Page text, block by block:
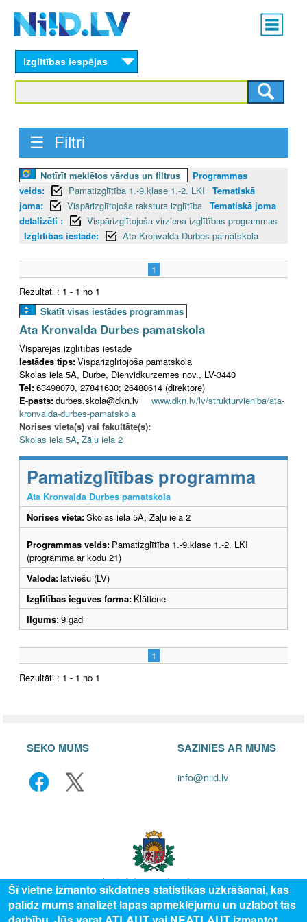
content
Main
menu
Izglītības iespējas
☰ Filtri
Notīrīt meklētos vārdus un filtrus
Programmas
veids:
Pamatizglītība 1.-9.klase 1.-2. LKI
Tematiskā
joma:
Vispārizglītojoša rakstura izglītība Tematiskā joma
detalizēti :
Vispārizglītojoša virziena izglītības programmas
Izglītības iestāde:
Ata Kronvalda Durbes pamatskola
1
Rezultāti : 1 - 1 no 1
Skatīt visas iestādes programmas
Ata Kronvalda Durbes pamatskola
Vispārējās izglītības iestāde
Iestādes tips:Vispārizglītojošā pamatskola
Skolas iela 5A, Durbe, Dienvidkurzemes nov., LV-3440
Tel:63498070, 27841630; 26480614 (direktore)
E-pasts:durbes.skola@dkn.lv www.dkn.lv/lv/strukturvieniba/ata-
kronvalda-durbes-pamatskola
Norises vieta(s) vai fakultāte(s):
Skolas iela 5A, Zāļu iela 2
Pamatizglītības programma
Ata Kronvalda Durbes pamatskola
Norises vieta:Skolas iela 5A, Zāļu iela 2
Programmas veids: Pamatizglītība 1.-9.klase 1.-2. LKI
(programma ar kodu 21)
Valoda:latviešu (LV)
Izglītības ieguves forma: Klātiene
Ilgums:9 gadi
1
Rezultāti : 1 - 1 no 1
SEKO MUMS SAZINIES AR MUMS
info@niid.lv
© 2025 Valsts izglītības attīstības aģentūra, publicētā satura visas tiesības
Šī vietne izmanto sīkdatnes statistikas uzkrāšanai, kas
palīdz mums analizēt lapas apmeklējumu un uzlabot tās